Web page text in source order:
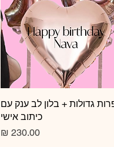
תצוגה מהירה
גדולות + בלון לב ענק עם
כיתוב אישי
מחיר